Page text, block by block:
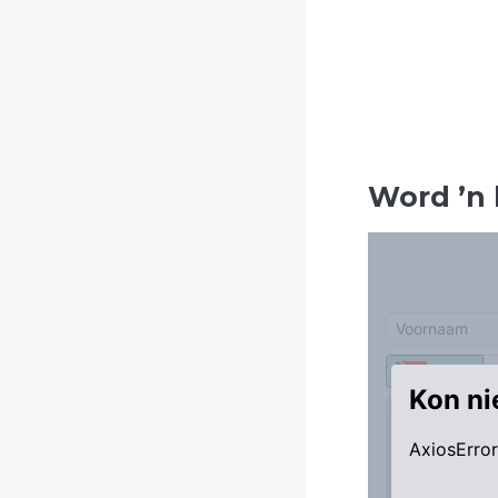
Word ’n